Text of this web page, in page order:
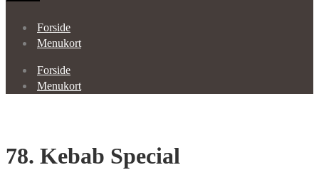
Forside
Menukort
Forside
Menukort
78. Kebab Special